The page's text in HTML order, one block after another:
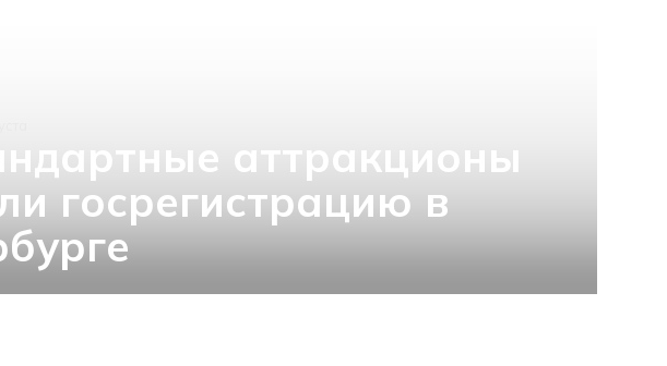
аттракционы
госрегистрацию в